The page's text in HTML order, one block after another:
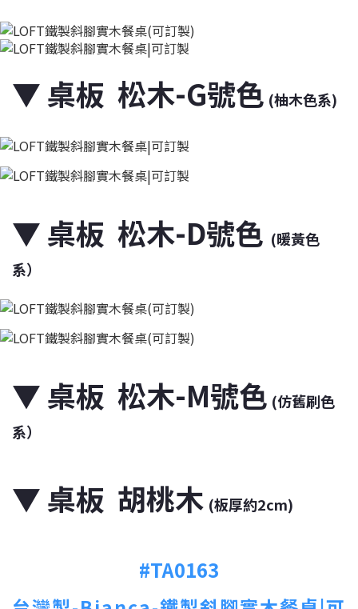
▼桌板 松木-G號色 (柚木色系)
▼桌板 松木-D號色 (暖黃色
系）
▼桌板 松木-M號色 (仿舊刷色
系）
▼桌板 胡桃木 (板厚約2cm)
#TA0163